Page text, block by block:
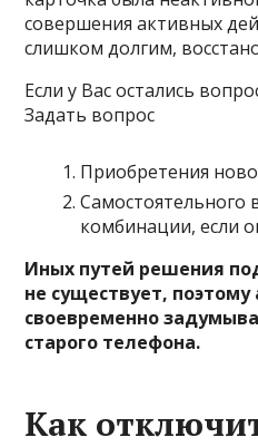
совершения активных
слишком долгим,
Если у Вас остались
Задать вопрос
Приобретения
Самостоятельного
комбинации, если
Иных путей решения
не существует,
своевременно
старого телефона.
Как